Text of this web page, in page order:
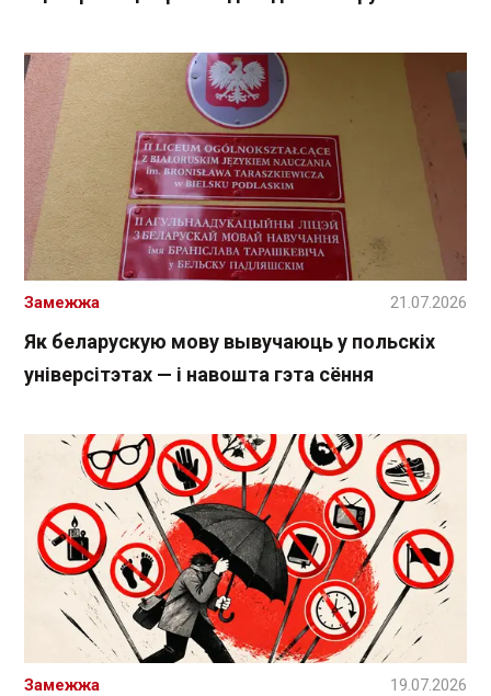
Як беларускую мову вывучаюць у польскіх
універсітэтах — і навошта гэта сёння
Замежжа 21.07.2026
Замежжа 19.07.2026